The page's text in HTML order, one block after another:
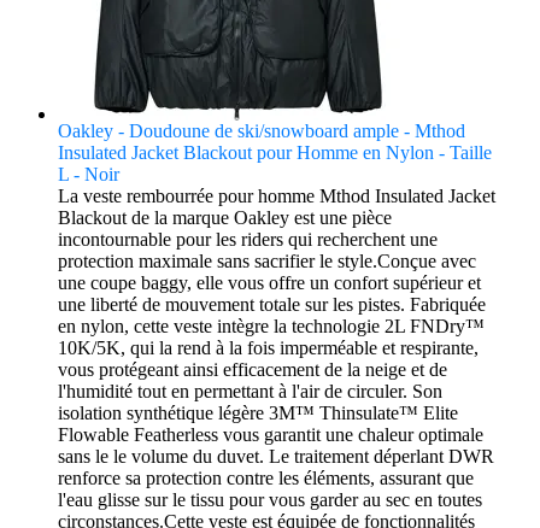
Oakley - Doudoune de ski/snowboard ample - Mthod
Insulated Jacket Blackout pour Homme en Nylon - Taille
L - Noir
La veste rembourrée pour homme Mthod Insulated Jacket
Blackout de la marque Oakley est une pièce
incontournable pour les riders qui recherchent une
protection maximale sans sacrifier le style.Conçue avec
une coupe baggy, elle vous offre un confort supérieur et
une liberté de mouvement totale sur les pistes. Fabriquée
en nylon, cette veste intègre la technologie 2L FNDry™
10K/5K, qui la rend à la fois imperméable et respirante,
vous protégeant ainsi efficacement de la neige et de
l'humidité tout en permettant à l'air de circuler. Son
isolation synthétique légère 3M™ Thinsulate™ Elite
Flowable Featherless vous garantit une chaleur optimale
sans le le volume du duvet. Le traitement déperlant DWR
renforce sa protection contre les éléments, assurant que
l'eau glisse sur le tissu pour vous garder au sec en toutes
circonstances.Cette veste est équipée de fonctionnalités